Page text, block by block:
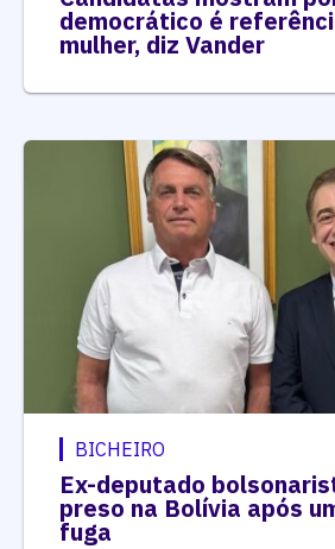
democrático é
mulher, diz Vander
BICHEIRO
Ex-deputado
preso na Bolívia após
fuga